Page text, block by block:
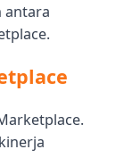
antara